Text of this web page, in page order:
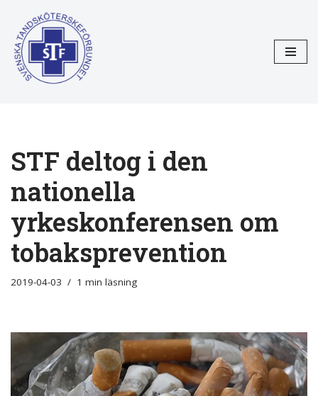
Hoppa
till
innehåll
STF deltog i den
nationella
yrkeskonferensen om
tobaksprevention
2019-04-03 1 min läsning